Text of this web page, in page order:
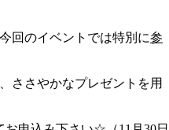
回のイベントでは特別に参
ささやかなプレゼントを用